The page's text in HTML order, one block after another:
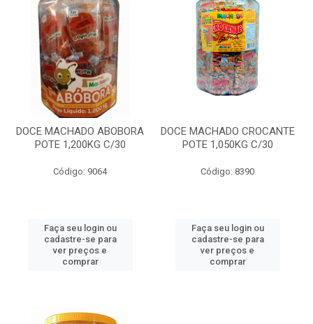
DOCE MACHADO ABOBORA
POTE 1,200KG C/30
Código: 9064
Faça seu login ou
cadastre-se para
ver preços e
comprar
DOCE MACHADO CROCANTE
POTE 1,050KG C/30
Código: 8390
Faça seu login ou
cadastre-se para
ver preços e
comprar